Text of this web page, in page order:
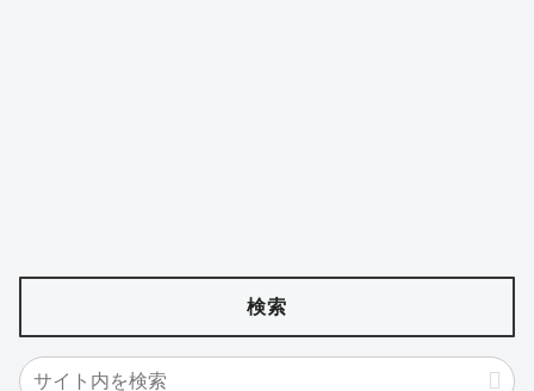
検索